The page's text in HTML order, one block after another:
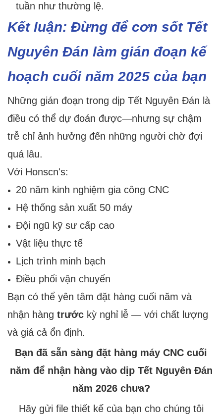
tuần như thường lệ.
Kết luận: Đừng để cơn sốt Tết
Nguyên Đán làm gián đoạn kế
hoạch cuối năm 2025 của bạn
Những gián đoạn trong dịp Tết Nguyên Đán là
điều có thể dự đoán được—nhưng sự chậm
trễ chỉ ảnh hưởng đến những người chờ đợi
quá lâu.
Với Honscn's:
20 năm kinh nghiệm gia công CNC
Hệ thống sản xuất 50 máy
Đội ngũ kỹ sư cấp cao
Vật liệu thực tế
Lịch trình minh bạch
Điều phối vận chuyển
Bạn có thể yên tâm đặt hàng cuối năm và
nhận hàng trước kỳ nghỉ lễ — với chất lượng
và giá cả ổn định.
Bạn đã sẵn sàng đặt hàng máy CNC cuối
năm để nhận hàng vào dịp Tết Nguyên Đán
năm 2026 chưa?
Hãy gửi file thiết kế của bạn cho chúng tôi